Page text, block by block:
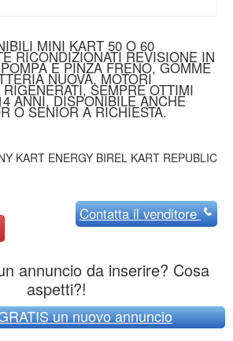
MINI KART 50 O 60
RICONDIZIONATI REVISIONE IN
E PINZA FRENO, GOMME
NUOVA, MOTORI
SEMPRE OTTIMI
ANNI, DISPONIBILE ANCHE
O SENIOR A RICHIESTA.
KART ENERGY BIREL KART REPUBLIC
Contattail venditore
annuncio da inserire? Cosa
aspetti?!
un nuovo annuncio